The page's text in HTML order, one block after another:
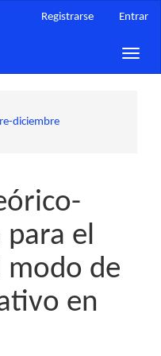
Registrarse Entrar
Toggle
diciembre
el
modo de
en